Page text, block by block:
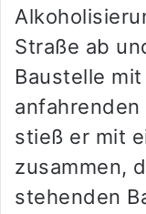
Straße ab
Baustelle
anfahrenden
stieß er mit
zusammen,
stehenden